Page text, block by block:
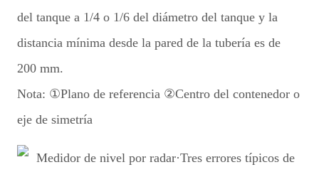
del tanque a 1/4 o 1/6 del diámetro del tanque y la
distancia mínima desde la pared de la tubería es de
200 mm.
Nota: ①Plano de referencia ②Centro del contenedor o
eje de simetría